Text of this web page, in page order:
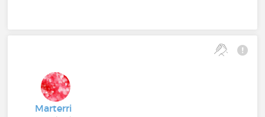
Marterri